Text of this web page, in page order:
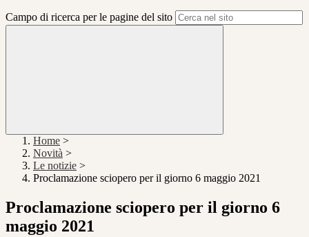
Campo di ricerca per le pagine del sito
Home >
Novità >
Le notizie >
Proclamazione sciopero per il giorno 6 maggio 2021
Proclamazione sciopero per il giorno 6
maggio 2021